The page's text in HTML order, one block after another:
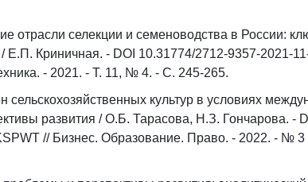
отрасли селекции и семеноводства в России:
Криничная. - DOI 10.31774/2712-9357-2021-
- 2021. - Т. 11, № 4. - С. 245-265.
культур в условиях
развития / О.Б. Тарасова, Н.З. Гончарова. -
// Бизнес. Образование. Право. - 2022. - № 3